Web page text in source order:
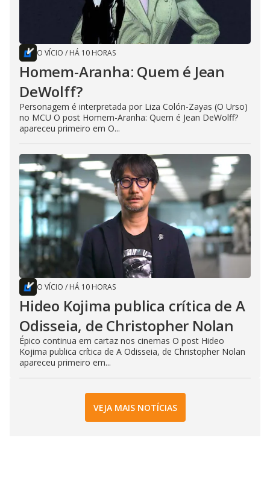
O VÍCIO / HÁ 10 HORAS
Homem-Aranha: Quem é Jean
DeWolff?
Personagem é interpretada por Liza Colón-Zayas (O Urso)
no MCU O post Homem-Aranha: Quem é Jean DeWolff?
apareceu primeiro em O...
O VÍCIO / HÁ 10 HORAS
Hideo Kojima publica crítica de A
Odisseia, de Christopher Nolan
Épico continua em cartaz nos cinemas O post Hideo
Kojima publica crítica de A Odisseia, de Christopher Nolan
apareceu primeiro em...
VEJA MAIS NOTÍCIAS